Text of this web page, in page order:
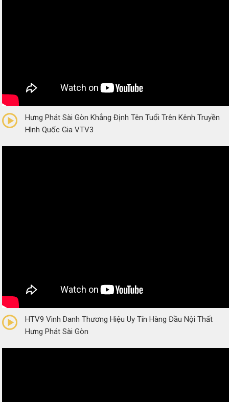
(0 Reviews)
Hưng Phát Sài Gòn Khẳng Định Tên Tuổi Trên Kênh Truyền
Hình Quốc Gia VTV3
(0 Reviews)
HTV9 Vinh Danh Thương Hiệu Uy Tín Hàng Đầu Nội Thất
Hưng Phát Sài Gòn